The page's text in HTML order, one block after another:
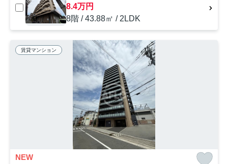
8.4万円
8階 / 43.88㎡ / 2LDK
賃貸マンション
NEW